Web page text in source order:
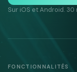
Sur iOS et Android.
FONCTIONNALITÉS